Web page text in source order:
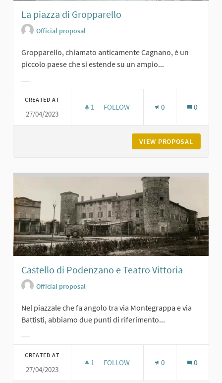
La piazza di Gropparello
Official proposal
Gropparello, chiamato anticamente Cagnano, è un
piccolo paese che si estende su un ampio...
CREATED AT
27/04/2023
1 1 FOLLOWER
FOLLOW 0 0
VIEW PROPOSAL
Castello di Podenzano e Teatro Vittoria
Official proposal
Nel piazzale che fa angolo tra via Montegrappa e via
Battisti, abbiamo due punti di riferimento...
CREATED AT
27/04/2023
1 1 FOLLOWER
FOLLOW 0 0